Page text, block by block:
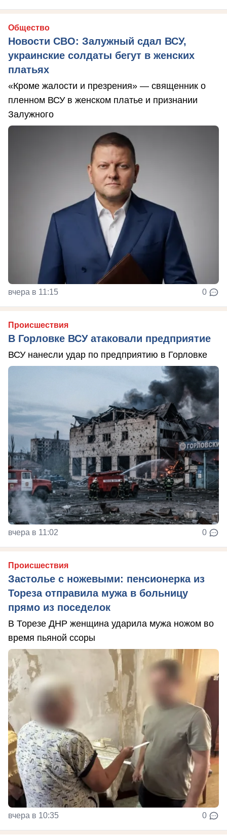
Общество
Новости СВО: Залужный сдал ВСУ,
украинские солдаты бегут в женских
платьях
«Кроме жалости и презрения» — священник о
пленном ВСУ в женском платье и признании
Залужного
вчера в 11:15 0
Происшествия
В Горловке ВСУ атаковали предприятие
ВСУ нанесли удар по предприятию в Горловке
вчера в 11:02 0
Происшествия
Застолье с ножевыми: пенсионерка из
Тореза отправила мужа в больницу
прямо из поседелок
В Торезе ДНР женщина ударила мужа ножом во
время пьяной ссоры
вчера в 10:35 0